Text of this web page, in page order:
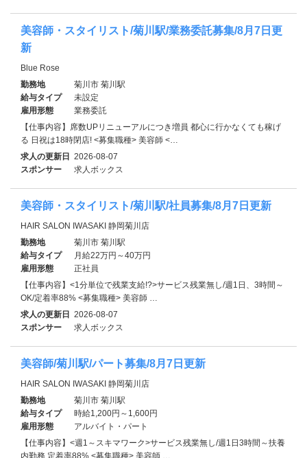
美容師・スタイリスト/菊川駅/業務委託募集/8月7日更
新
Blue Rose
勤務地
菊川市 菊川駅
給与タイプ
未設定
雇用形態
業務委託
【仕事内容】席数UPリニューアルにつき増員 都心に行かなくても稼げ
る 日祝は18時閉店! <募集職種> 美容師 <…
求人の更新日 2026-08-07
スポンサー
求人ボックス
美容師・スタイリスト/菊川駅/社員募集/8月7日更新
HAIR SALON IWASAKI 静岡菊川店
勤務地
菊川市 菊川駅
給与タイプ
月給22万円～40万円
雇用形態
正社員
【仕事内容】<1分単位で残業支給!?>サービス残業無し/週1日、3時間～
OK/定着率88% <募集職種> 美容師 …
求人の更新日 2026-08-07
スポンサー
求人ボックス
美容師/菊川駅/パート募集/8月7日更新
HAIR SALON IWASAKI 静岡菊川店
勤務地
菊川市 菊川駅
給与タイプ
時給1,200円～1,600円
雇用形態
アルバイト・パート
【仕事内容】<週1～スキマワーク>サービス残業無し/週1日3時間～扶養
内勤務 定着率88% <募集職種> 美容師 …